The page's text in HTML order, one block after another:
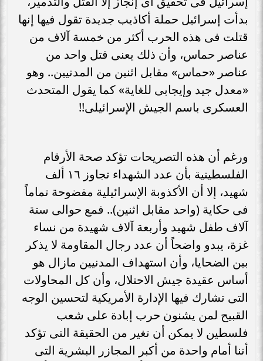
بدأت إسرائيل حملة أكاذيب جديدة تقول فيها إنها
قتلت فى هذه الحرب أكثر من خمسة آلاف من
عناصر حماس، وأن ذلك يعنى قتل واحد من
عناصر «حماس» مقابل اثنين من المدنيين.. وهو
«معدل جيد وإيجابى للغاية» كما يقول المتحدث
العسكرى باسم الجيش الإسرائيلى!!
ورغم أن هذه التصريحات تؤكد صحة الأرقام
الفلسطينية بأن عدد الشهداء تجاوز ١٦ ألف
شهيد، إلا أن الأكذوبة الإسرائيلية مفضوحة تماماً
فى حكاية (واحد مقابل اثنين).. فمع حوالى ستة
آلاف طفل شهيد وأربعة آلاف شهيدة من نساء
غزة، يبدو واضحاً أن عدد رجال المقاومة لا يذكر
بين الضحايا، وأن استهداف المدنيين مازال هو
أساس عقيدة جيش الاحتلال، وأن كل المحاولات
التى تشارك فيها الإدارة الأمريكية لتحسين الوجه
القبيح لمن يشنون حرب إبادة على شعب
فلسطين لا يمكن أن تغير من الحقيقة التى تؤكد
أننا أمام واحدة من أكبر المجازر البشرية التى